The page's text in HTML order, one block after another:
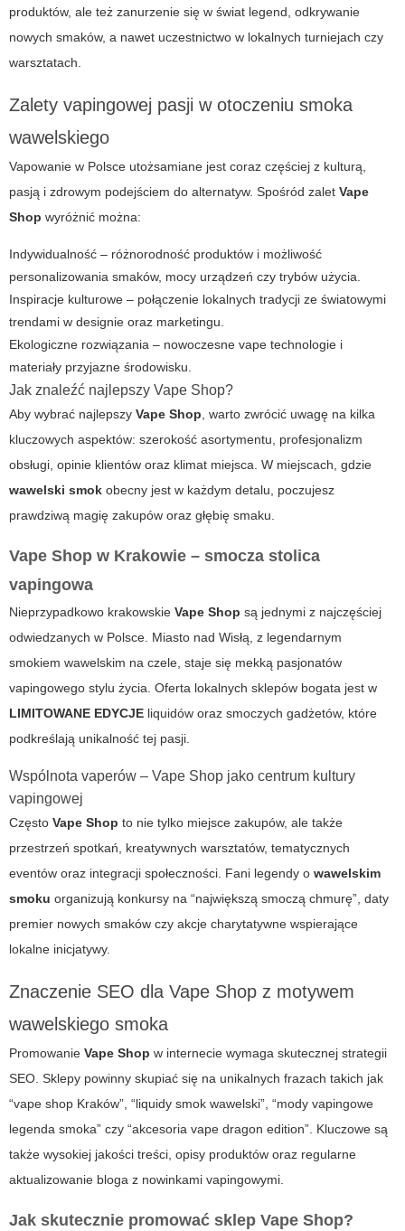
produktów, ale też zanurzenie się w świat legend, odkrywanie
nowych smaków, a nawet uczestnictwo w lokalnych turniejach czy
warsztatach.
Zalety vapingowej pasji w otoczeniu smoka
wawelskiego
Vapowanie w Polsce utożsamiane jest coraz częściej z kulturą,
pasją i zdrowym podejściem do alternatyw. Spośród zalet Vape
Shop wyróżnić można:
Indywidualność – różnorodność produktów i możliwość
personalizowania smaków, mocy urządzeń czy trybów użycia.
Inspiracje kulturowe – połączenie lokalnych tradycji ze światowymi
trendami w designie oraz marketingu.
Ekologiczne rozwiązania – nowoczesne vape technologie i
materiały przyjazne środowisku.
Jak znaleźć najlepszy Vape Shop?
Aby wybrać najlepszy Vape Shop, warto zwrócić uwagę na kilka
kluczowych aspektów: szerokość asortymentu, profesjonalizm
obsługi, opinie klientów oraz klimat miejsca. W miejscach, gdzie
wawelski smok obecny jest w każdym detalu, poczujesz
prawdziwą magię zakupów oraz głębię smaku.
Vape Shop w Krakowie – smocza stolica
vapingowa
Nieprzypadkowo krakowskie Vape Shop są jednymi z najczęściej
odwiedzanych w Polsce. Miasto nad Wisłą, z legendarnym
smokiem wawelskim na czele, staje się mekką pasjonatów
vapingowego stylu życia. Oferta lokalnych sklepów bogata jest w
LIMITOWANE EDYCJE liquidów oraz smoczych gadżetów, które
podkreślają unikalność tej pasji.
Wspólnota vaperów – Vape Shop jako centrum kultury
vapingowej
Często Vape Shop to nie tylko miejsce zakupów, ale także
przestrzeń spotkań, kreatywnych warsztatów, tematycznych
eventów oraz integracji społeczności. Fani legendy o wawelskim
smoku organizują konkursy na “największą smoczą chmurę”, daty
premier nowych smaków czy akcje charytatywne wspierające
lokalne inicjatywy.
Znaczenie SEO dla Vape Shop z motywem
wawelskiego smoka
Promowanie Vape Shop w internecie wymaga skutecznej strategii
SEO. Sklepy powinny skupiać się na unikalnych frazach takich jak
“vape shop Kraków”, “liquidy smok wawelski”, “mody vapingowe
legenda smoka” czy “akcesoria vape dragon edition”. Kluczowe są
także wysokiej jakości treści, opisy produktów oraz regularne
aktualizowanie bloga z nowinkami vapingowymi.
Jak skutecznie promować sklep Vape Shop?